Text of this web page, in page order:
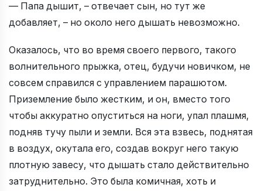
— Папа дышит, – отвечает сын, но тут же
добавляет, – но около него дышать невозможно.
Оказалось, что во время своего первого, такого
волнительного прыжка, отец, будучи новичком, не
совсем справился с управлением парашютом.
Приземление было жестким, и он, вместо того
чтобы аккуратно опуститься на ноги, упал плашмя,
подняв тучу пыли и земли. Вся эта взвесь, поднятая
в воздух, окутала его, создав вокруг него такую
плотную завесу, что дышать стало действительно
затруднительно. Это была комичная, хоть и